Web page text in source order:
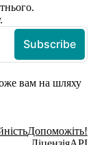
вам на шляху
Допоможіть!